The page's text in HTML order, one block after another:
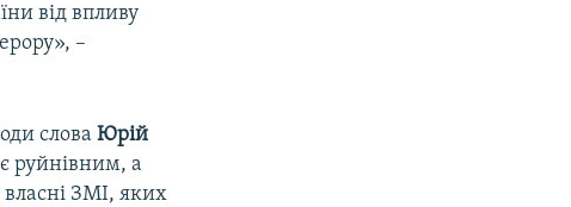
від впливу
–
слова Юрій
руйнівним, а
ЗМІ, яких